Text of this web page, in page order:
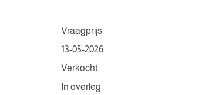
Vraagprijs
13-05-2026
Verkocht
In overleg